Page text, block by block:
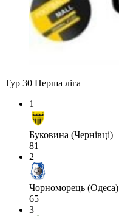
Тур 30 Перша ліга
1
Буковина (Чернівці)
81
2
Чорноморець (Одеса)
65
3